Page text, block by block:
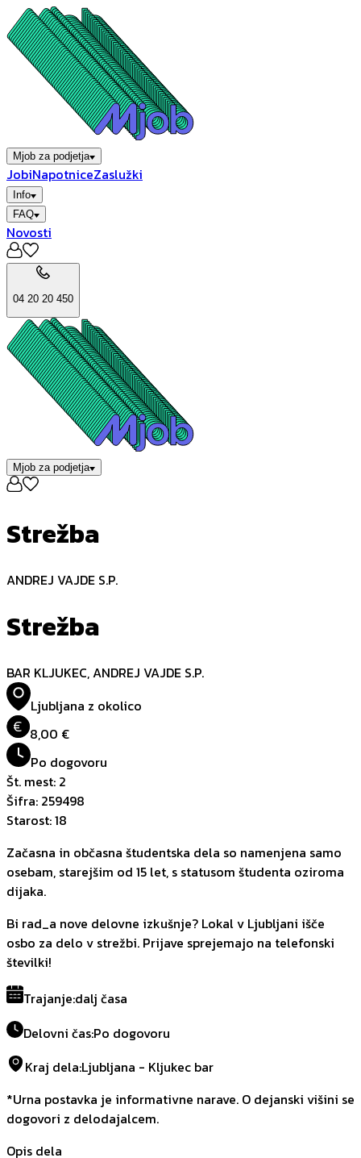
Mjob za podjetja
JobiNapotniceZaslužki
Info
FAQ
Novosti
04 20 20 450
Mjob za podjetja
Strežba
ANDREJ VAJDE S.P.
Strežba
BAR KLJUKEC, ANDREJ VAJDE S.P.
Ljubljana z okolico
€ 8,00 €
Po dogovoru
Št. mest: 2
Šifra: 259498
Starost:18
Začasna in občasna študentska dela so namenjena samo
osebam, starejšim od 15 let, s statusom študenta oziroma
dijaka.
Bi rad_a nove delovne izkušnje? Lokal v Ljubljani išče
osbo za delo v strežbi. Prijave sprejemajo na telefonski
številki!
Trajanje:dalj časa
Delovni čas:Po dogovoru
Kraj dela:Ljubljana - Kljukec bar
*Urna postavka je informativne narave. O dejanski višini se
dogovori z delodajalcem.
Opis dela